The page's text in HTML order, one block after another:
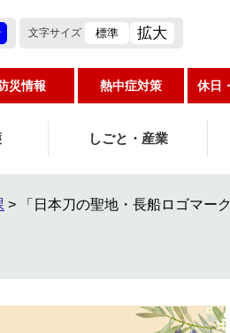
文字サイズ 標準 拡大
災情報 熱中症対策 休日
しごと・産業
>
「日本刀の聖地・長船ロゴマー